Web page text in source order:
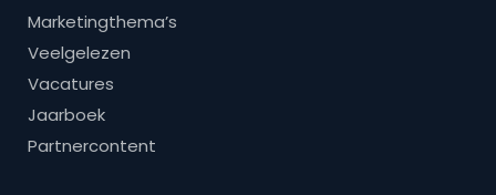
Marketingthema’s
Veelgelezen
Vacatures
Jaarboek
Partnercontent